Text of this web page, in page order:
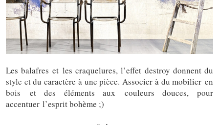
Les balafres et les craquelures, l’effet destroy donnent du
style et du caractère à une pièce. Associer à du mobilier en
bois et des éléments aux couleurs douces, pour
accentuer l’esprit bohème ;)